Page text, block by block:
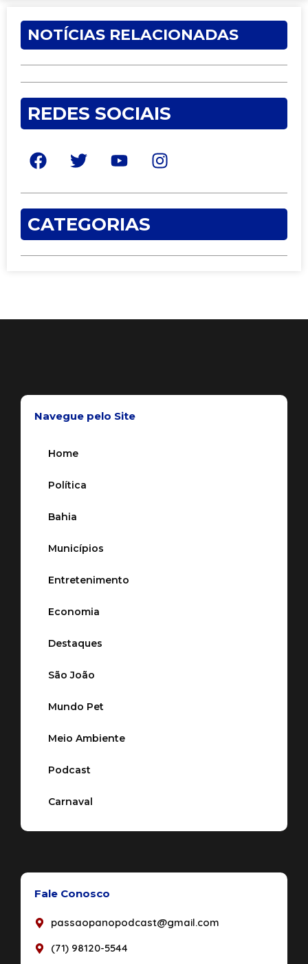
NOTÍCIAS RELACIONADAS
REDES SOCIAIS
CATEGORIAS
Navegue pelo Site
Home
Política
Bahia
Municípios
Entretenimento
Economia
Destaques
São João
Mundo Pet
Meio Ambiente
Podcast
Carnaval
Fale Conosco
passaopanopodcast@gmail.com
(71) 98120-5544